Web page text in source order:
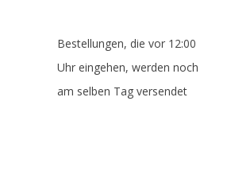
Bestellungen, die vor 12:00
Uhr eingehen, werden noch
am selben Tag versendet